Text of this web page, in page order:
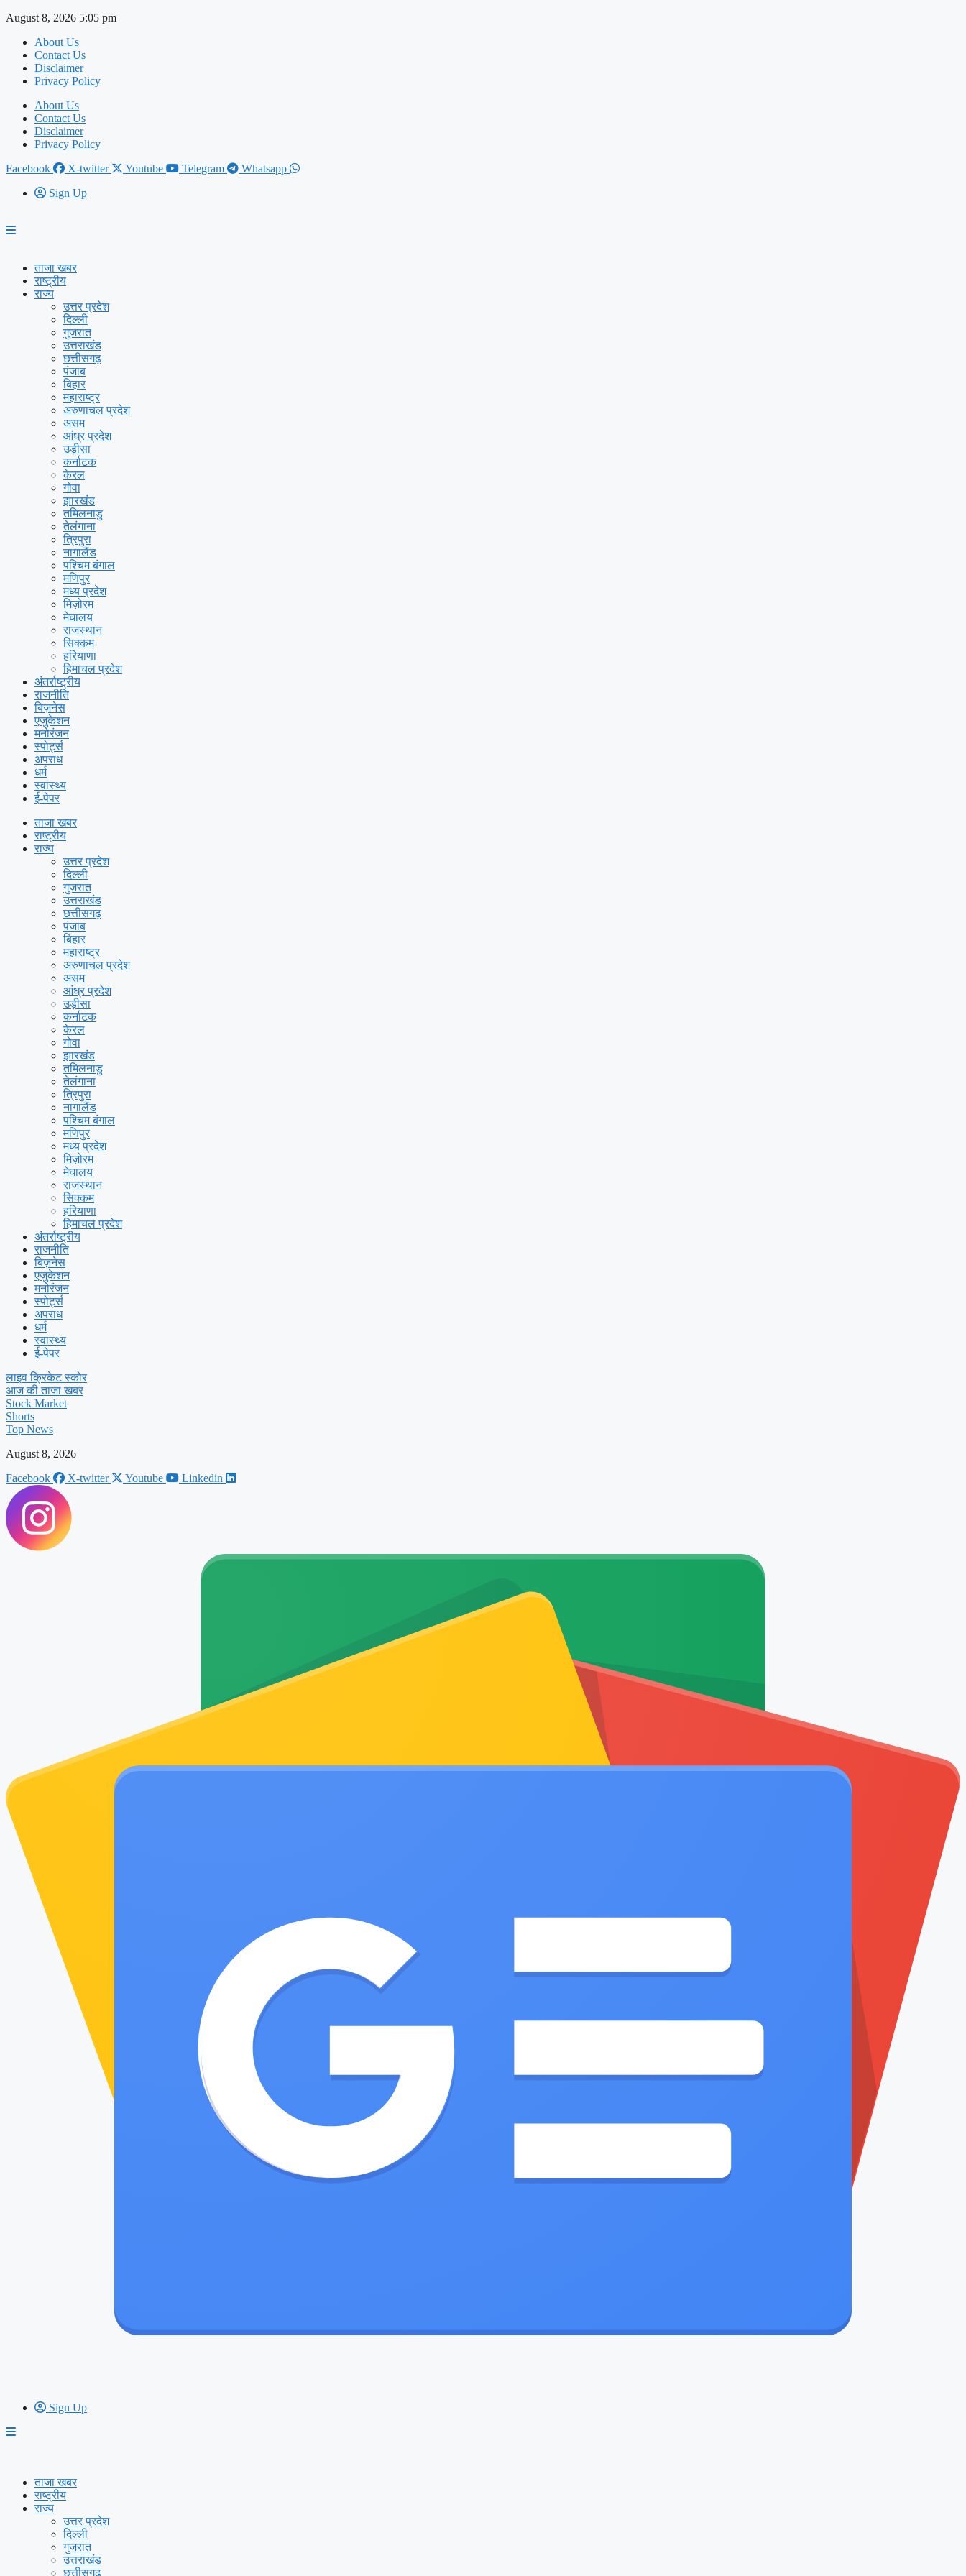
Skip
content
August 8, 2026 5:05 pm
About Us
Contact Us
Disclaimer
Privacy Policy
About Us
Contact Us
Disclaimer
Privacy Policy
Facebook
X-twitter Youtube Telegram
Whatsapp
Sign Up
ताजा खबर
राष्ट्रीय
राज्य
उत्तर प्रदेश
दिल्ली
गुजरात
उत्तराखंड
छत्तीसगढ़
पंजाब
बिहार
महाराष्ट्र
अरुणाचल प्रदेश
असम
आंध्र प्रदेश
उड़ीसा
कर्नाटक
केरल
गोवा
झारखंड
तमिलनाडु
तेलंगाना
त्रिपुरा
नागालैंड
पश्चिम बंगाल
मणिपुर
मध्य प्रदेश
मिज़ोरम
मेघालय
राजस्थान
सिक्कम
हरियाणा
हिमाचल प्रदेश
अंतर्राष्ट्रीय
राजनीति
बिज़नेस
एजुकेशन
मनोरंजन
स्पोर्ट्स
अपराध
धर्म
स्वास्थ्य
ई-पेपर
ताजा खबर
राष्ट्रीय
राज्य
उत्तर प्रदेश
दिल्ली
गुजरात
उत्तराखंड
छत्तीसगढ़
पंजाब
बिहार
महाराष्ट्र
अरुणाचल प्रदेश
असम
आंध्र प्रदेश
उड़ीसा
कर्नाटक
केरल
गोवा
झारखंड
तमिलनाडु
तेलंगाना
त्रिपुरा
नागालैंड
पश्चिम बंगाल
मणिपुर
मध्य प्रदेश
मिज़ोरम
मेघालय
राजस्थान
सिक्कम
हरियाणा
हिमाचल प्रदेश
अंतर्राष्ट्रीय
राजनीति
बिज़नेस
एजुकेशन
मनोरंजन
स्पोर्ट्स
अपराध
धर्म
स्वास्थ्य
ई-पेपर
लाइव क्रिकेट स्कोर
आज की ताजा खबर
Stock Market
Shorts
Top News
August 8, 2026
Facebook
X-twitter Youtube Linkedin
Sign Up
ताजा खबर
राष्ट्रीय
राज्य
उत्तर प्रदेश
दिल्ली
गुजरात
उत्तराखंड
छत्तीसगढ़